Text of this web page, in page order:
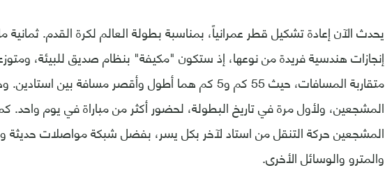
يحدث الآن إعادة تشكيل قطر عمرانياً، بمناسبة بطولة العالم لكرة القدم.
إنجازات هندسية فريدة من نوعها، إذ ستكون "مكيفة" بنظام صديق للبيئة،
متقاربة المسافات، حيث 55 كم و5 كم هما أطول وأقصر مسافة بين
المشجعين، ولأول مرة في تاريخ البطولة، لحضور أكثر من مباراة في يوم واحد.
المشجعين حركة التنقل من استاد لآخر بكل يسر، بفضل شبكة مواصلات حديثة
والمترو والوسائل الأخرى.